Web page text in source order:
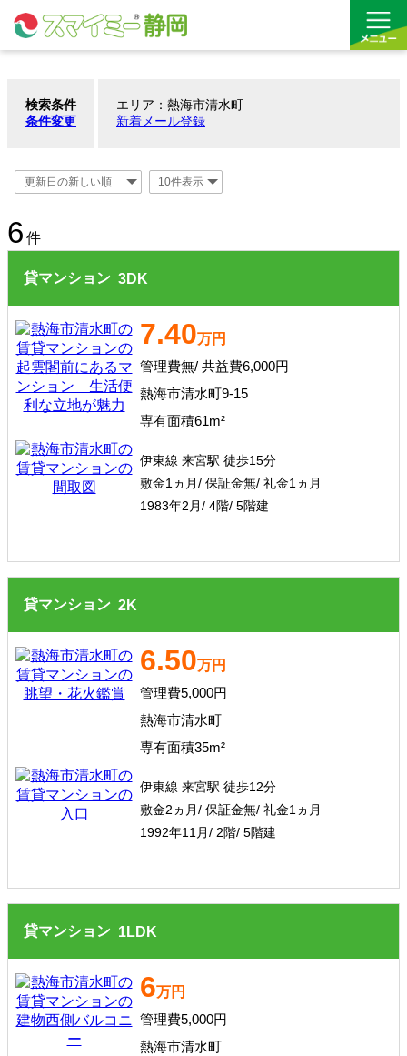
借りる
お気に入り
沿線から探す(借りる)
沿線から探す(買う)
通勤・通学時間から探す(借りる)
通勤・通学時間から探す(買う)
収益物件
その他、こだわり条件で探す
検索条件
条件変更
エリア：熱海市清水町
新着メール登録
6 件
貸マンション 3DK
7.40万円
管理費無/ 共益費6,000円
熱海市清水町9-15
専有面積61m²
伊東線 来宮駅 徒歩15分
敷金1ヵ月/ 保証金無/ 礼金1ヵ月
1983年2月/ 4階/ 5階建
貸マンション 2K
6.50万円
管理費5,000円
熱海市清水町
専有面積35m²
伊東線 来宮駅 徒歩12分
敷金2ヵ月/ 保証金無/ 礼金1ヵ月
1992年11月/ 2階/ 5階建
貸マンション 1LDK
6万円
管理費5,000円
熱海市清水町